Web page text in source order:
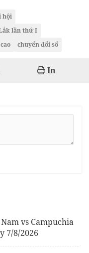
hội
lần thứ I
chuyển đổi số
In
vs Campuchia
7/8/2026